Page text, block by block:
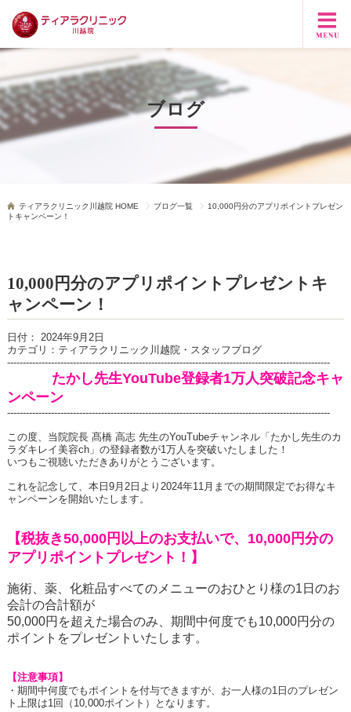
ブログ
ティアラクリニック川越院 HOME ブログ一覧
10,000円分のアプリポイントプレゼン
トキャンペーン！
10,000円分のアプリポイントプレゼントキ
ャンペーン！
日付： 2024年9月2日
カテゴリ： ティアラクリニック川越院・スタッフブログ
‐‐‐‐‐‐‐‐‐‐‐‐‐‐‐‐‐‐‐‐‐‐‐‐‐‐‐‐‐‐‐‐‐‐‐‐‐‐‐‐‐‐‐‐‐‐‐‐‐‐‐‐‐‐‐‐‐‐‐‐‐‐‐‐‐‐‐‐‐‐‐‐‐‐‐‐‐‐‐‐‐‐‐‐‐‐‐‐‐‐‐‐‐‐‐‐‐‐‐‐‐‐‐
たかし先生YouTube登録者1万人突破記念キャ
ンペーン
‐‐‐‐‐‐‐‐‐‐‐‐‐‐‐‐‐‐‐‐‐‐‐‐‐‐‐‐‐‐‐‐‐‐‐‐‐‐‐‐‐‐‐‐‐‐‐‐‐‐‐‐‐‐‐‐‐‐‐‐‐‐‐‐‐‐‐‐‐‐‐‐‐‐‐‐‐‐‐‐‐‐‐‐‐‐‐‐‐‐‐‐‐‐‐‐‐‐‐‐‐‐‐
この度、当院院長 髙橋 高志 先生のYouTubeチャンネル「たかし先生のカ
ラダキレイ美容ch」の登録者数が1万人を突破いたしました！
いつもご視聴いただきありがとうございます。
これを記念して、本日 9月 2日より 2024年11月までの期間限定でお得なキ
ャンペーンを開始いたします。
【税抜き50,000円以上のお支払いで、 10,000円分の
アプリポイントプレゼント！】
施術、薬、化粧品すべてのメニューのおひとり様の1 日のお
会計の合計額が
50,000円を超えた場合のみ、期間中何度でも10,000円分の
ポイントをプレゼントいたします。
【注意事項】
・期間中何度でもポイントを付与できますが、お一人様の1日のプレゼン
ト上限は1回（ 10,000ポイント）となります。